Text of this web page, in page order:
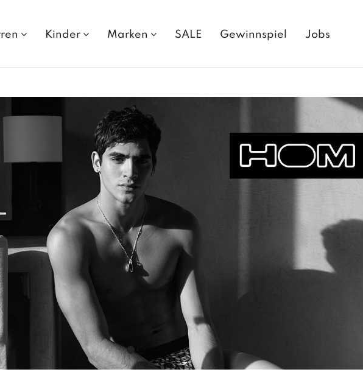
Kinder Marken SALE Gewinnspiel Jobs